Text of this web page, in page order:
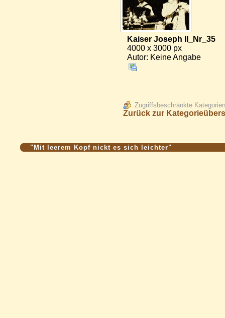
Kaiser Joseph II_Nr_35
4000 x 3000 px
Autor: Keine Angabe
Zugriffsbeschränkte Kategorien
Zurück zur
"Mit leerem Kopf nickt es sich leichter"